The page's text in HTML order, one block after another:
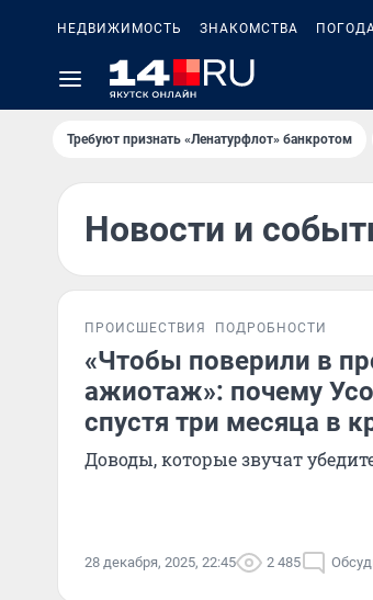
НЕДВИЖИМОСТЬ ЗНАКОМСТВА
Требуют признать «Ленатурфлот» банкротом
Новости и
ПРОИСШЕСТВИЯ ПОДРОБНОСТИ
«Чтобы поверили в
ажиотаж»: почему
спустя три месяца в
Доводы, которые звучат
28 декабря, 2025, 22:45 2 485